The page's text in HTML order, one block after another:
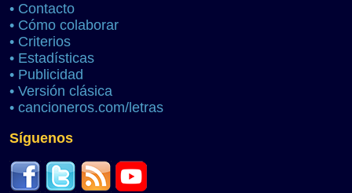
• Contacto
• Cómo colaborar
• Criterios
• Estadísticas
• Publicidad
• Versión clásica
• cancioneros.com/letras
Síguenos